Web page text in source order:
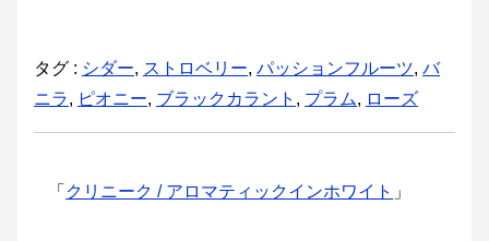
タグ : シダー, ストロベリー, パッションフルーツ, バ
ニラ, ピオニー, ブラックカラント , プラム, ローズ
「 クリニーク / アロマティックインホワイト 」